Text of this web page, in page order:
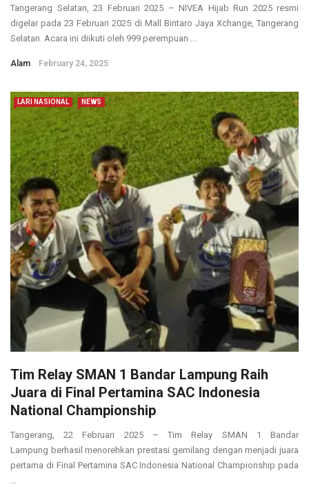
Tangerang Selatan, 23 Februari 2025 – NIVEA Hijab Run 2025 resmi
digelar pada 23 Februari 2025 di Mall Bintaro Jaya Xchange, Tangerang
Selatan. Acara ini diikuti oleh 999 perempuan ...
Alam February 24, 2025
LARI NASIONAL NEWS
Tim Relay SMAN 1 Bandar Lampung Raih
Juara di Final Pertamina SAC Indonesia
National Championship
Tangerang, 22 Februari 2025 – Tim Relay SMAN 1 Bandar
Lampung berhasil menorehkan prestasi gemilang dengan menjadi juara
pertama di Final Pertamina SAC Indonesia National Championship pada
...